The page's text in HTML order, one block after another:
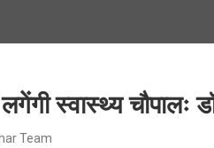
स्वास्थ्य चौपालः
Team